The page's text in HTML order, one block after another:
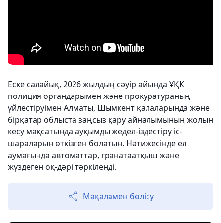
Еске салайық, 2026 жылдың сәуір айында ҰҚК
полиция органдарымен және прокуратураның
үйлестіруімен Алматы, Шымкент қалаларында және
бірқатар облыста заңсыз қару айналымының жолын
кесу мақсатында ауқымды жедел-іздестіру іс-
шараларын өткізген болатын. Нәтижесінде ел
аумағында автоматтар, гранатаатқыш және
жүздеген оқ-дәрі тәркіленді.
Мақаламен бөлісу